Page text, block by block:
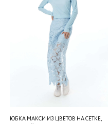
ЮБКА МАКСИ ИЗ ЦВЕТОВ НА СЕТКЕ,